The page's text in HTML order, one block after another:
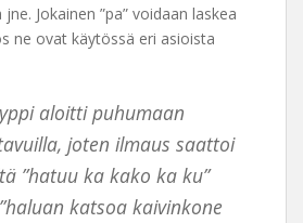
Jokainen ”pa” voidaan laskea
ne ovat käytössä eri asioista
aloitti puhumaan
joten ilmaus saattoi
”hatuu ka kako ka ku”
katsoa kaivinkone